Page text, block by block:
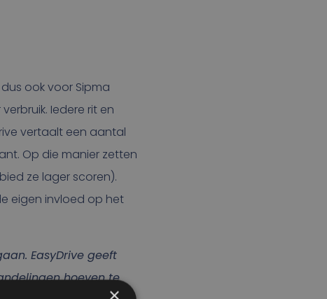
ook voor Sipma
Iedere rit en
vertaalt een aantal
Op die manier zetten
ze lager scoren).
eigen invloed op het
EasyDrive geeft
hoeven te